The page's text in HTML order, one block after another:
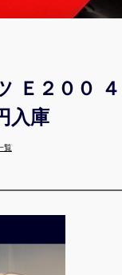
Ｅ２００
入庫
覧